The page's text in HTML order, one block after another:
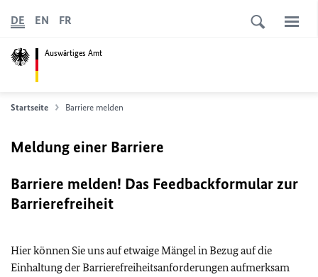
Auswärtiges Amt
DE EN FR
Startseite Barriere melden
Meldung einer Barriere
Barriere melden! Das Feedbackformular zur
Barrierefreiheit
Hier können Sie uns auf etwaige Mängel in Bezug auf die
Einhaltung der Barrierefreiheitsanforderungen aufmerksam